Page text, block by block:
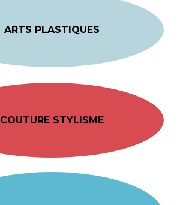
ARTS PLASTIQUES
COUTURE STYLISME